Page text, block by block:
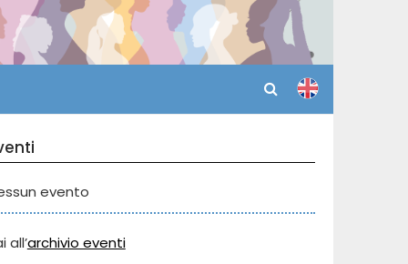
evento
all’archivio eventi